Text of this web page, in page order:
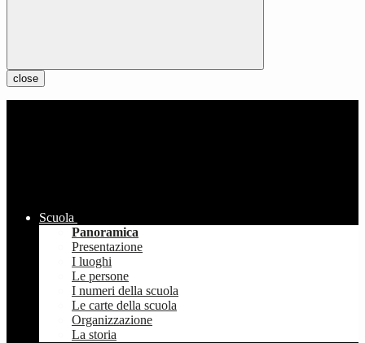
close
Scuola
Panoramica
Presentazione
I luoghi
Le persone
I numeri della scuola
Le carte della scuola
Organizzazione
La storia